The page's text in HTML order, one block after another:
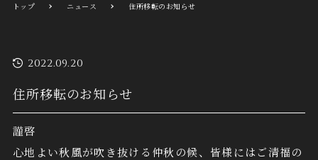
トップ ニュース 住所移転のお知らせ
2022.09.20
住所移転のお知らせ
謹啓
心地よい秋風が吹き抜ける仲秋の候、皆様にはご清福の